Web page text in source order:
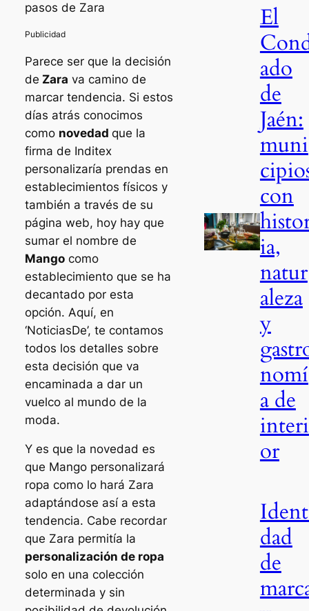
pasos de Zara
Parece ser que la decisión
de Zara va camino de
marcar tendencia. Si estos
días atrás conocimos
como novedad que la
firma de Inditex
personalizaría prendas en
establecimientos físicos y
también a través de su
página web, hoy hay que
sumar el nombre de
Mangocomo
establecimiento que se ha
decantado por esta
opción. Aquí, en
‘NoticiasDe’, te contamos
todos los detalles sobre
esta decisión que va
encaminada a dar un
vuelco al mundo de la
moda.
Y es que la novedad es
que Mango personalizará
ropa como lo hará Zara
adaptándose así a esta
tendencia. Cabe recordar
que Zara permitía la
personalización de ropa
solo en una colección
determinada y sin
El
ado
de
Jaén:
muni
con
ia,
natur
aleza
y
nomí
a de
interi
or
dad
de